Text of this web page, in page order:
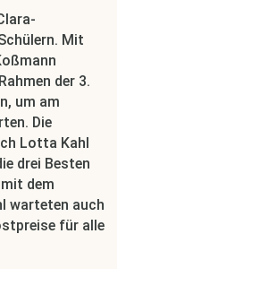
Mit
der 3.
um am
Die
Lotta Kahl
drei Besten
dem
warteten auch
für alle